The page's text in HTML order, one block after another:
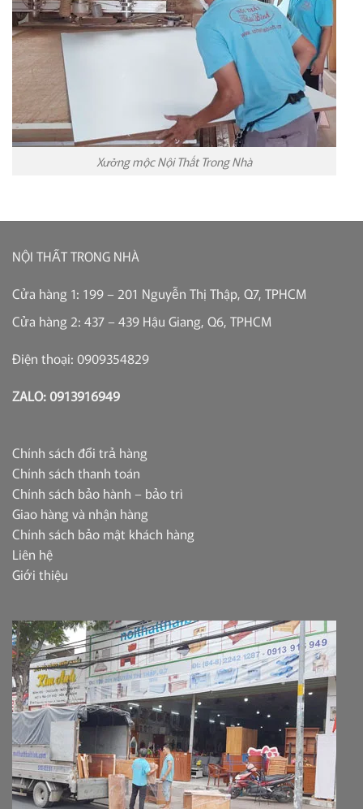
Xưởng mộc Nội Thất Trong Nhà
NỘI THẤT TRONG NHÀ
Cửa hàng 1: 199 – 201 Nguyễn Thị Thập, Q7, TPHCM
Cửa hàng 2: 437 – 439 Hậu Giang, Q6, TPHCM
Điện thoại: 0909354829
ZALO: 0913916949
Chính sách đổi trả hàng
Chính sách thanh toán
Chính sách bảo hành – bảo trì
Giao hàng và nhận hàng
Chính sách bảo mật khách hàng
Liên hệ
Giới thiệu